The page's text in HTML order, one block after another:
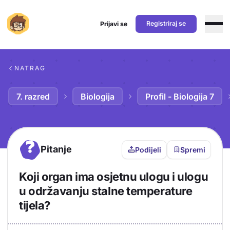
Prijavi se Registriraj se
NATRAG
7. razred Biologija Profil - Biologija 7
? Pitanje Podijeli Spremi
Koji organ ima osjetnu ulogu i ulogu
u održavanju stalne temperature
tijela?